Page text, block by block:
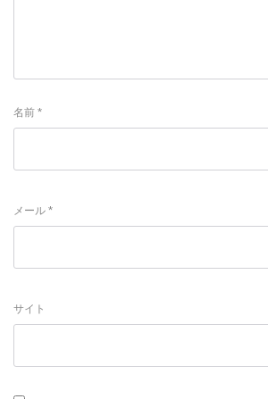
名前 *
メール *
サイト